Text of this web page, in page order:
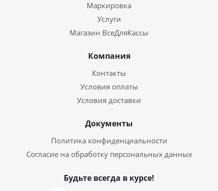
Маркировка
Услуги
Магазин ВсеДляКассы
Компания
Контакты
Условия оплаты
Условия доставки
Документы
Политика конфиденциальности
Согласие на обработку персональных данных
Будьте всегда в курсе!